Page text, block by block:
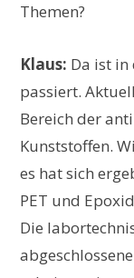
Themen?
Klaus: Da ist in
passiert.
Bereich der
Kunststoffen.
es hat sich
PET und
Die